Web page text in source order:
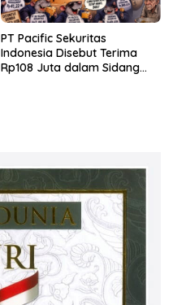
PT Pacific Sekuritas
Indonesia Disebut Terima
Rp108 Juta dalam Sidang